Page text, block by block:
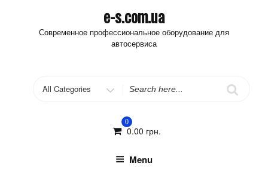
e-s.com.ua
Современное профессиональное оборудование для
автосервиса
Search
0
0.00 грн.
Menu